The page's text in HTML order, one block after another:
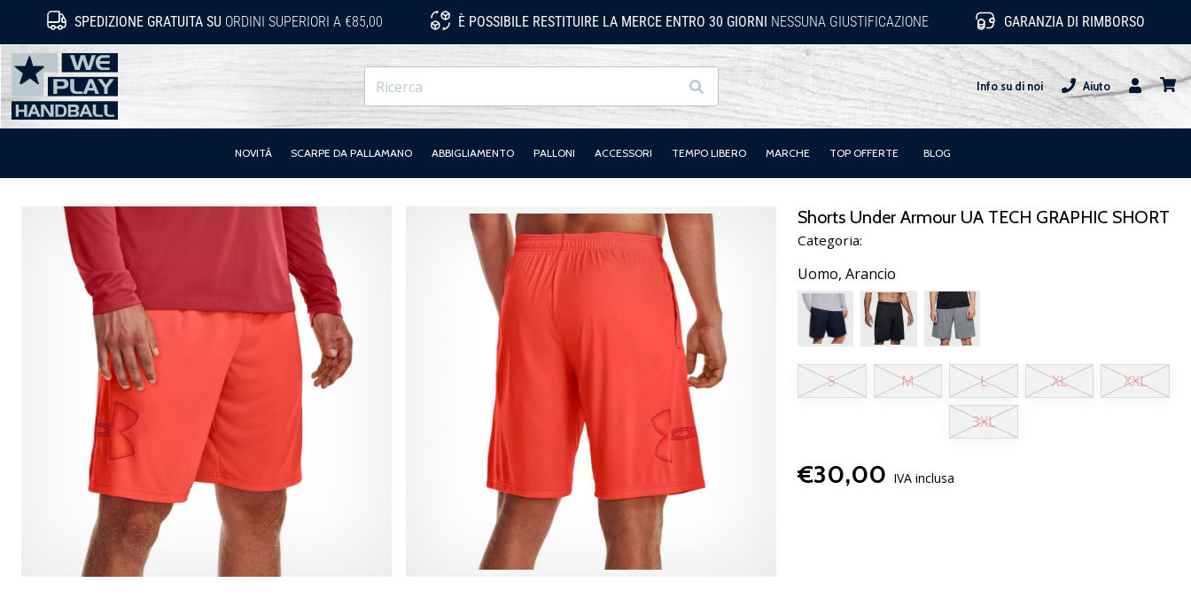
SPEDIZIONE GRATUITA SU ORDINI SUPERIORI A €85,00 È POSSIBILE RESTITUIRE LA MERCE ENTRO 30 GIORNI NESSUNA GIUSTIFICAZIONE GARANZIA DI RIMBORSO
WePlayHandball.it
Ricerca Info su di noi
Aiuto
Utente
NOVITÁ SCARPE DA PALLAMANO ABBIGLIAMENTO PALLONI ACCESSORI TEMPO LIBERO MARCHE TOP OFFERTE BLOG
Shorts Under Armour UA TECH GRAPHIC SHORT
Categoria:
Uomo, Arancio
S M L XL XXL
3XL
€30,00 IVA inclusa